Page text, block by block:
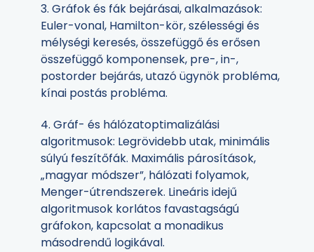
3. Gráfok és fák bejárásai, alkalmazások:
Euler-vonal, Hamilton-kör, szélességi és
mélységi keresés, összefüggő és erősen
összefüggő komponensek, pre-, in-,
postorder bejárás, utazó ügynök probléma,
kínai postás probléma.
4. Gráf- és hálózatoptimalizálási
algoritmusok: Legrövidebb utak, minimális
súlyú feszítőfák. Maximális párosítások,
„magyar módszer”, hálózati folyamok,
Menger-útrendszerek. Lineáris idejű
algoritmusok korlátos favastagságú
gráfokon, kapcsolat a monadikus
másodrendű logikával.